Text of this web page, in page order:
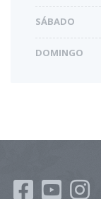
SÁBADO
DOMINGO